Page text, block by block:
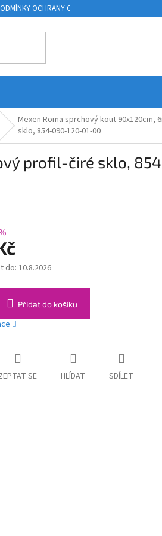
OCHRANY OSOBNÍCH ÚDAJŮ
Mexen Roma sprchový kout
sklo, 854-090-120-01-00
profil-čiré sklo,
do: 10.8.2026
Přidat do košíku
SE HLÍDAT SDÍLET